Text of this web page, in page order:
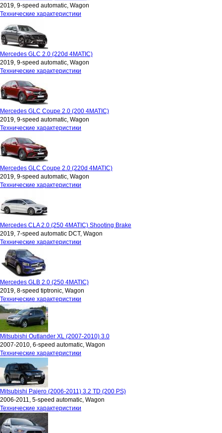
2019, 9-speed automatic, Wagon
Технические характеристики
Mercedes GLC 2.0 (220d 4MATIC)
2019, 9-speed automatic, Wagon
Технические характеристики
Mercedes GLC Coupe 2.0 (200 4MATIC)
2019, 9-speed automatic, Wagon
Технические характеристики
Mercedes GLC Coupe 2.0 (220d 4MATIC)
2019, 9-speed automatic, Wagon
Технические характеристики
Mercedes CLA 2.0 (250 4MATIC) Shooting Brake
2019, 7-speed automatic DCT, Wagon
Технические характеристики
Mercedes GLB 2.0 (250 4MATIC)
2019, 8-speed tiptronic, Wagon
Технические характеристики
Mitsubishi Outlander XL (2007-2010) 3.0
2007-2010, 6-speed automatic, Wagon
Технические характеристики
Mitsubishi Pajero (2006-2011) 3.2 TD (200 PS)
2006-2011, 5-speed automatic, Wagon
Технические характеристики